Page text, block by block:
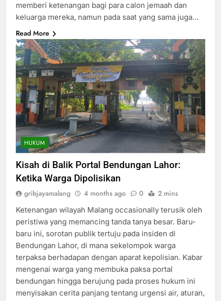
memberi ketenangan bagi para calon jemaah dan
keluarga mereka, namun pada saat yang sama juga…
Read More
HUKUM
Kisah di Balik Portal Bendungan Lahor:
Ketika Warga Dipolisikan
gribjayamalang 4 months ago 0 2 mins
Ketenangan wilayah Malang occasionally terusik oleh
peristiwa yang memancing tanda tanya besar. Baru-
baru ini, sorotan publik tertuju pada insiden di
Bendungan Lahor, di mana sekelompok warga
terpaksa berhadapan dengan aparat kepolisian. Kabar
mengenai warga yang membuka paksa portal
bendungan hingga berujung pada proses hukum ini
menyisakan cerita panjang tentang urgensi air, aturan,